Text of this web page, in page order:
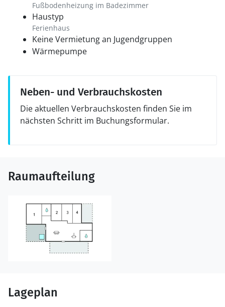
Fußbodenheizung im Badezimmer
Haustyp
Ferienhaus
Keine Vermietung an Jugendgruppen
Wärmepumpe
Neben- und Verbrauchskosten
Die aktuellen Verbrauchskosten finden Sie im
nächsten Schritt im Buchungsformular.
Raumaufteilung
Lageplan